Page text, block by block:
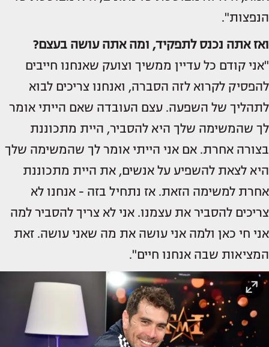
הנפצות".
ואז אתה נכנס לתפקיד, ומה אתה עושה בעצם?
"אני קודם כל עדיין ממשיך וצועק שאנחנו חייבים
להפסיק לקרוא לזה הסברה, ואנחנו צריכים לבוא
לתהליך של השפעה. עצם העובדה שאם הייתי אומר
לך שהמשימה שלך היא להסביר, היית מתכוננת
בצורה אחרת. אם אני הייתי אומר לך שהמשימה שלך
היא לצאת להשפיע על אנשים, את היית מתכוננת
אחרת למשימה הזאת. אז נתחיל בזה - אנחנו לא
צריכים להסביר את עצמנו. אני לא צריך להסביר למה
אני חי כאן ולמה אני עושה את מה שאני עושה. זאת
המציאות שבה אנחנו חיים".